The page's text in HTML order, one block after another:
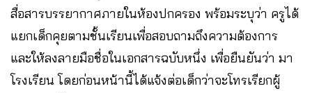
สื่อสารบรรยากาศภายในห้องปกครอง พร้อมระบุว่า ครูได้
แยกเด็กคุยตามชั้นเรียนเพื่อสอบถามถึงความต้องการ
และให้ลงลายมือชื่อในเอกสารฉบับหนึ่ง เพื่อยืนยันว่า มา
โรงเรียน โดยก่อนหน้านี้ได้แจ้งต่อเด็กว่าจะโทรเรียกผู้